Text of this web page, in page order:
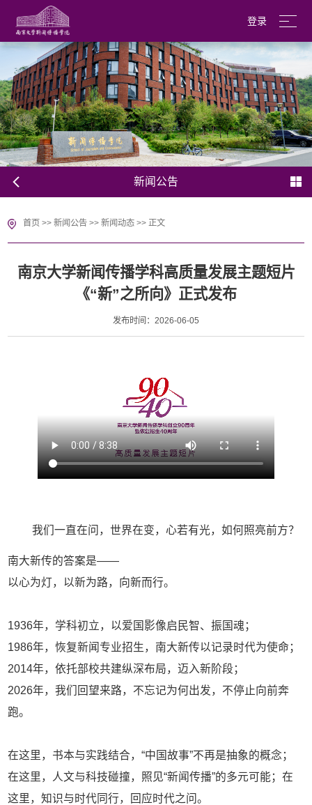
登录
English
新闻公告
首页 >>新闻公告 >>新闻动态 >> 正文
南京大学新闻传播学科高质量发展主题短片
《“新”之所向》正式发布
发布时间：2026-06-05
我们一直在问，世界在变，心若有光，如何照亮前方？
南大新传的答案是——
以心为灯，以新为路，向新而行。
1936年，学科初立，以爱国影像启民智、振国魂；
1986年，恢复新闻专业招生，南大新传以记录时代为使命；
2014年，依托部校共建纵深布局，迈入新阶段；
2026年，我们回望来路，不忘记为何出发，不停止向前奔
跑。
在这里，书本与实践结合，“中国故事”不再是抽象的概念；
在这里，人文与科技碰撞，照见“新闻传播”的多元可能；在
这里，知识与时代同行，回应时代之问。